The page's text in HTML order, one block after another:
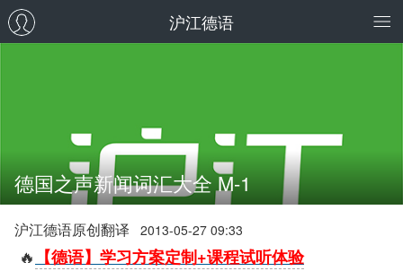
沪江德语
德国之声新闻词汇大全 M-1
沪江德语原创翻译 2013-05-27 09:33
🔥 【德语】学习方案定制+课程试听体验